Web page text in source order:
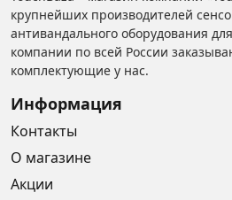
крупнейших производителей
антивандального оборудования
компании по всей России
комплектующие у нас.
Информация
Контакты
О магазине
Акции